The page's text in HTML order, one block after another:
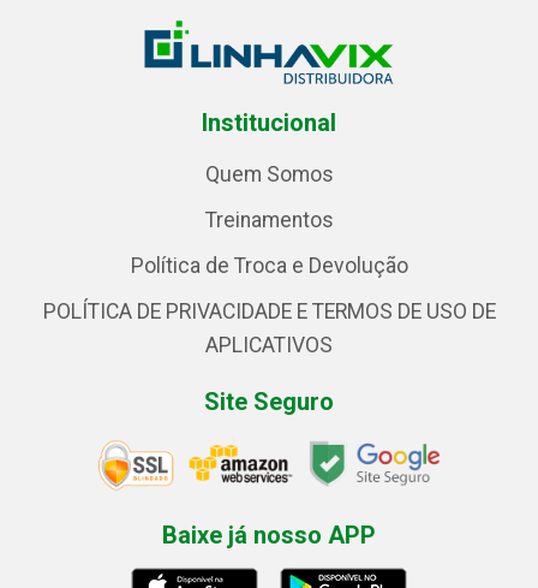
Institucional
Quem Somos
Treinamentos
Política de Troca e Devolução
POLÍTICA DE PRIVACIDADE E TERMOS DE USO DE
APLICATIVOS
Site Seguro
Baixe já nosso APP